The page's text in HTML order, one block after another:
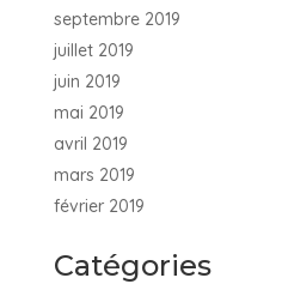
septembre 2019
juillet 2019
juin 2019
mai 2019
avril 2019
mars 2019
février 2019
Catégories